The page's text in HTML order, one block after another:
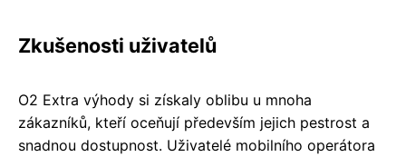
Zkušenosti uživatelů
O2 Extra výhody si získaly oblibu u mnoha
zákazníků, kteří oceňují především jejich pestrost a
snadnou dostupnost. Uživatelé mobilního operátora